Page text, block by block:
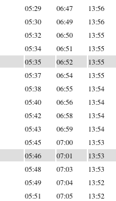
05:29 06:47 13:56
05:30 06:49 13:56
05:32 06:50 13:55
05:34 06:51 13:55
05:35 06:52 13:55
05:37 06:54 13:55
05:38 06:55 13:54
05:40 06:56 13:54
05:42 06:58 13:54
05:43 06:59 13:54
05:45 07:00 13:53
05:46 07:01 13:53
05:48 07:03 13:53
05:49 07:04 13:52
05:51 07:05 13:52